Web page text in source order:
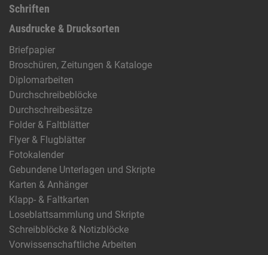
Schriften
Ausdrucke & Drucksorten
Briefpapier
Broschüren, Zeitungen & Kataloge
Diplomarbeiten
Durchschreibeblöcke
Durchschreibesätze
Folder & Faltblätter
Flyer & Flugblätter
Fotokalender
Gebundene Unterlagen und Skripte
Karten & Anhänger
Klapp- & Faltkarten
Loseblattsammlung und Skripte
Schreibblöcke & Notizblöcke
Vorwissenschaftliche Arbeiten